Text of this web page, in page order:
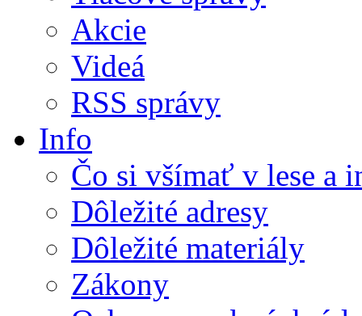
Akcie
Videá
RSS správy
Info
Čo si všímať v lese a
Dôležité adresy
Dôležité materiály
Zákony